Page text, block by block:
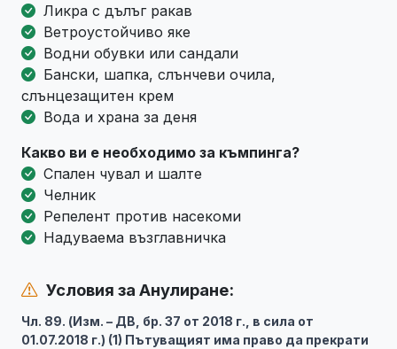
Ликра с дълъг ракав
Ветроустойчиво яке
Водни обувки или сандали
Бански, шапка, слънчеви очила,
слънцезащитен крем
Вода и храна за деня
Какво ви е необходимо за къмпинга?
Спален чувал и шалте
Челник
Репелент против насекоми
Надуваема възглавничка
Условия за Анулиране:
Чл. 89. (Изм. – ДВ, бр. 37 от 2018 г., в сила от
01.07.2018 г.) (1) Пътуващият има право да прекрати